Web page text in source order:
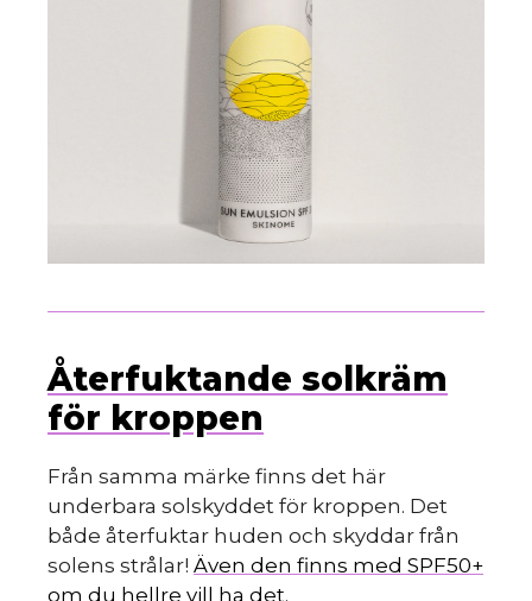
Återfuktande solkräm
för kroppen
Från samma märke finns det här
underbara solskyddet för kroppen. Det
både återfuktar huden och skyddar från
solens strålar! Även den finns med SPF50+
om du hellre vill ha det.